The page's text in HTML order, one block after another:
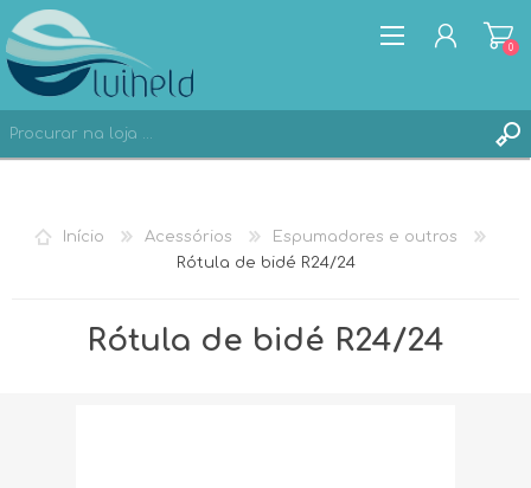
REGISTAR
0
Início Acessórios
Espumadores e outros
Rótula de bidé R24/24
Rótula de bidé R24/24